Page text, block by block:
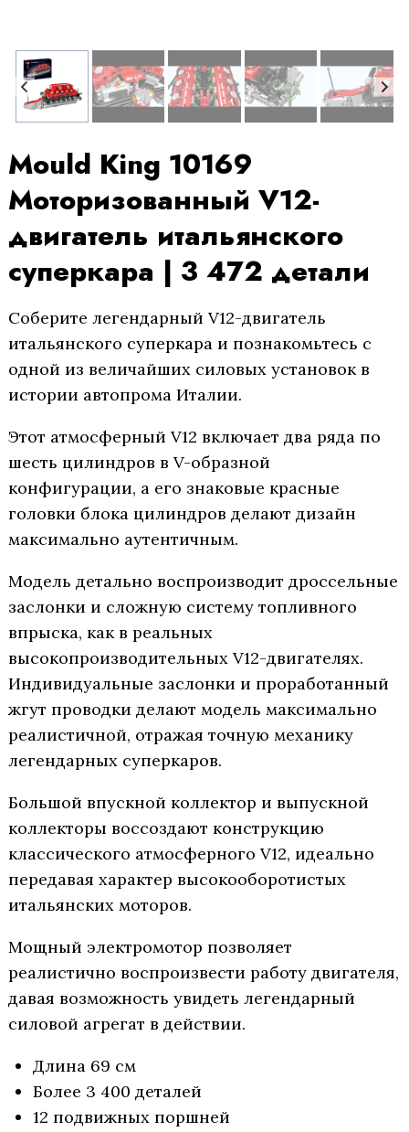
Mould King 10169
Моторизованный V12-
двигатель итальянского
суперкара | 3 472 детали
Соберите легендарный V12-двигатель
итальянского суперкара и познакомьтесь с
одной из величайших силовых установок в
истории автопрома Италии.
Этот атмосферный V12 включает два ряда по
шесть цилиндров в V-образной
конфигурации, а его знаковые красные
головки блока цилиндров делают дизайн
максимально аутентичным.
Модель детально воспроизводит дроссельные
заслонки и сложную систему топливного
впрыска, как в реальных
высокопроизводительных V12-двигателях.
Индивидуальные заслонки и проработанный
жгут проводки делают модель максимально
реалистичной, отражая точную механику
легендарных суперкаров.
Большой впускной коллектор и выпускной
коллекторы воссоздают конструкцию
классического атмосферного V12, идеально
передавая характер высокооборотистых
итальянских моторов.
Мощный электромотор позволяет
реалистично воспроизвести работу двигателя,
давая возможность увидеть легендарный
силовой агрегат в действии.
Длина 69 см
Более 3 400 деталей
12 подвижных поршней